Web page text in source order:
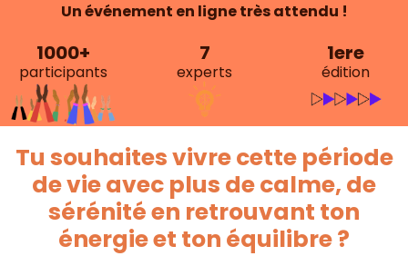
Un événement en ligne très attendu !
1000+
participants
7
experts
1ere
édition
Tu souhaites vivre cette période
de vie avec plus de calme, de
sérénité en retrouvant ton
énergie et ton équilibre ?